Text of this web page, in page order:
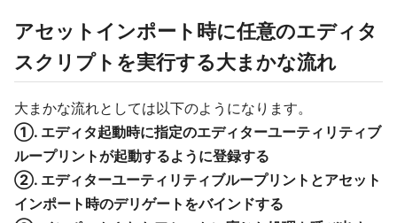
アセットインポート時に任意のエディタ
スクリプトを実行する大まかな流れ
大まかな流れとしては以下のようになります。
①. エディタ起動時に指定のエディターユーティリティブ
ループリントが起動するように登録する
②. エディターユーティリティブループリントとアセット
インポート時のデリゲートをバインドする